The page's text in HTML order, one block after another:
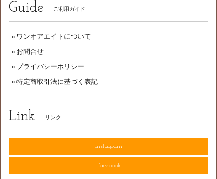
Guide ご利用ガイド
ワンオアエイトについて
お問合せ
プライバシーポリシー
特定商取引法に基づく表記
Link リンク
Instagram
Facebook